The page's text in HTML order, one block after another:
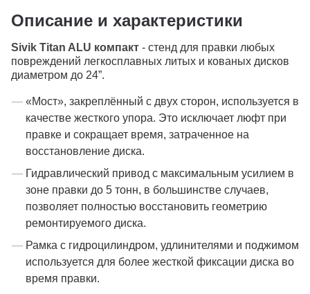
Описание и характеристики
Sivik Titan ALU компакт - стенд для правки любых
повреждений легкосплавных литых и кованых дисков
диаметром до 24”.
«Мост», закреплённый с двух сторон, используется в
качестве жесткого упора. Это исключает люфт при
правке и сокращает время, затраченное на
восстановление диска.
Гидравлический привод с максимальным усилием в
зоне правки до 5 тонн, в большинстве случаев,
позволяет полностью восстановить геометрию
ремонтируемого диска.
Рамка с гидроцилиндром, удлинителями и поджимом
используется для более жесткой фиксации диска во
время правки.